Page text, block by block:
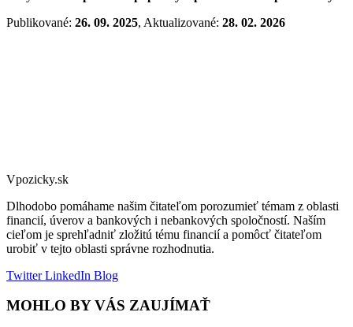
Publikované: 26. 09. 2025, Aktualizované: 28. 02. 2026
Vpozicky.sk
Dlhodobo pomáhame našim čitateľom porozumieť témam z oblasti
financií, úverov a bankových i nebankových spoločností. Naším
cieľom je sprehľadniť zložitú tému financií a pomôcť čitateľom
urobiť v tejto oblasti správne rozhodnutia.
TwitterLinkedIn Blog
MOHLO BY VÁS ZAUJÍMAŤ